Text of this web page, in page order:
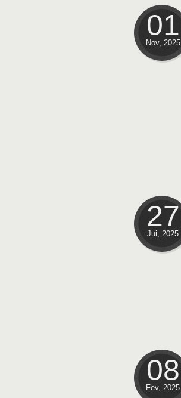
01
Nov, 2025
27
Jui, 2025
08
Fev, 2025